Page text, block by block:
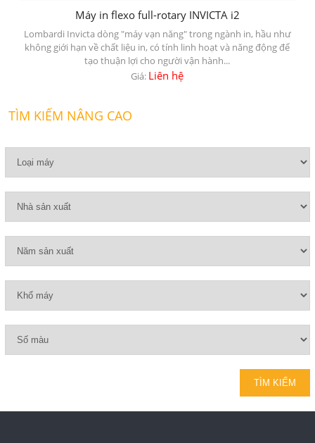
Máy in flexo full-rotary INVICTA i2
Lombardi Invicta dòng "máy vạn năng" trong ngành in, hầu như
không giới hạn về chất liệu in, có tính linh hoạt và năng động để
tạo thuận lợi cho người vận hành...
Giá: Liên hệ
TÌM KIẾM NÂNG CAO